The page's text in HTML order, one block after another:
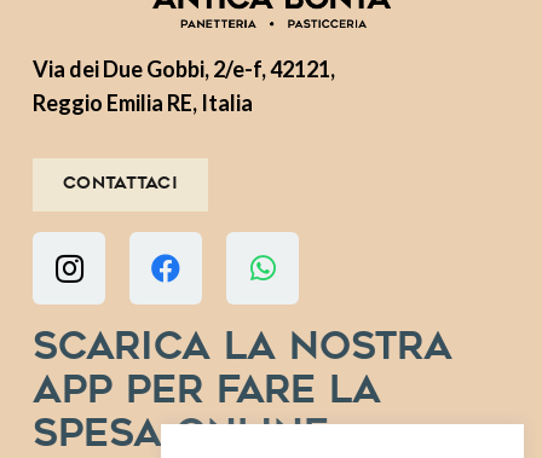
Via dei Due Gobbi, 2/e-f, 42121,
Reggio Emilia RE, Italia
Contattaci
Scarica la nostra
app per fare la
spesa online